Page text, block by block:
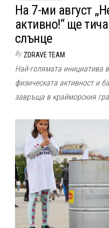
На 7-ми август
активно!“ ще
слънце
By ZDRAVE TEAM
Най-голямата инициатива
физическата активност и
завръща в крайморския